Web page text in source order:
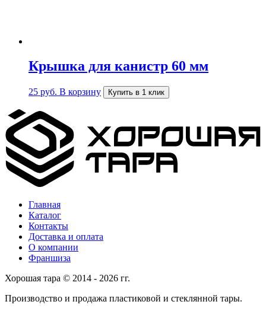
Крышка для канистр 60 мм
25 руб. В корзину Купить в 1 клик
Главная
Каталог
Контакты
Доставка и оплата
О компании
Франшиза
Хорошая тара © 2014 - 2026 гг.
Производство и продажа пластиковой и стеклянной тары.